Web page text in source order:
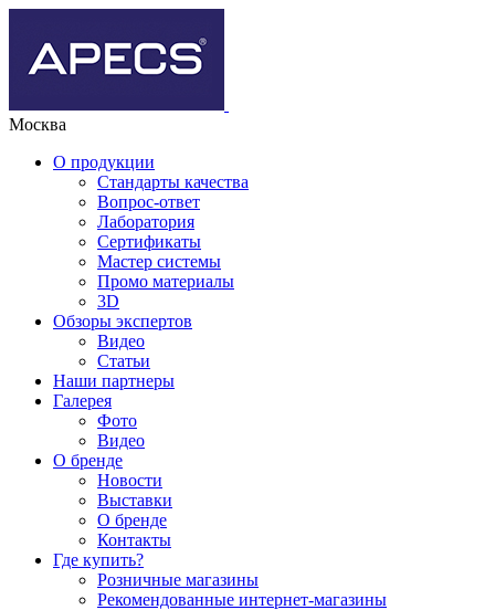
Москва
О продукции
Стандарты качества
Вопрос-ответ
Лаборатория
Сертификаты
Мастер системы
Промо материалы
3D
Обзоры экспертов
Видео
Статьи
Наши партнеры
Галерея
Фото
Видео
О бренде
Новости
Выставки
О бренде
Контакты
Где купить?
Розничные магазины
Рекомендованные интернет-магазины